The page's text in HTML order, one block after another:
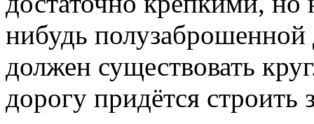
нибудь полузаброшенной
должен существовать
дорогу придётся строить